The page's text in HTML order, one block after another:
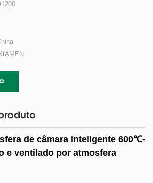
de câmara inteligente 600℃-
e ventilado por atmosfera